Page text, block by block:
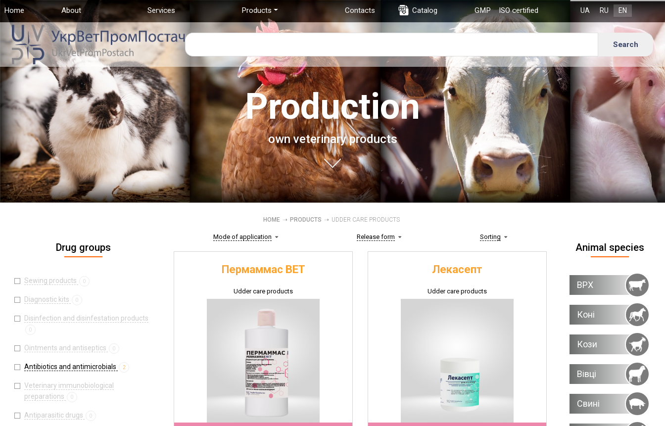
Home(current) About Services Products Contacts Catalog GMP ISO certified
Production
own veterinary products
HOME ➝ PRODUCTS ➝ UDDER CARE PRODUCTS
Drug groups
Sewing products 0
Diagnostic kits 0
Disinfection and disinfestation products
0
Ointments and antiseptics 0
Antibiotics and antimicrobials 2
Veterinary immunobiological
preparations
0
Antiparasitic drugs 0
Mode of application Release form Sorting
Пермаммас ВЕТ
Udder care products
Лекасепт
Udder care products
Animal species
ВРХ
Коні
Кози
Вівці
Свині